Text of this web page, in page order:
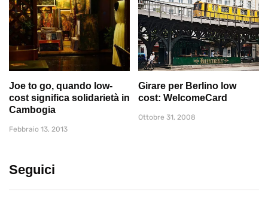
Joe to go, quando low-
cost significa solidarietà in
Cambogia
Febbraio 13, 2013
Girare per Berlino low
cost: WelcomeCard
Ottobre 31, 2008
Seguici